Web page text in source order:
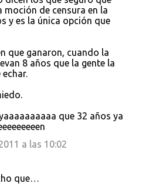
moción de censura en la
y es la única opción que
que ganaron, cuando la
8 años que la gente la
que 32 años ya
a las 10:02
que…